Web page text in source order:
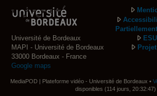
Université de Bordeaux
MAPI - Université de Bordeaux
33000 Bordeaux - France
Google maps
MediaPOD | Plateforme vidéo - Université de Bordeaux •
disponibles (114 jours, 20:32:47)